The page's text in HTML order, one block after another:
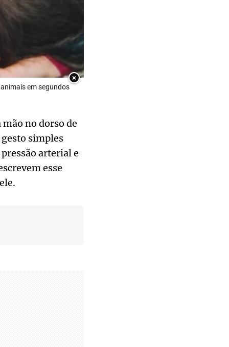
×
em segundos
no dorso de
simples
arterial e
esse